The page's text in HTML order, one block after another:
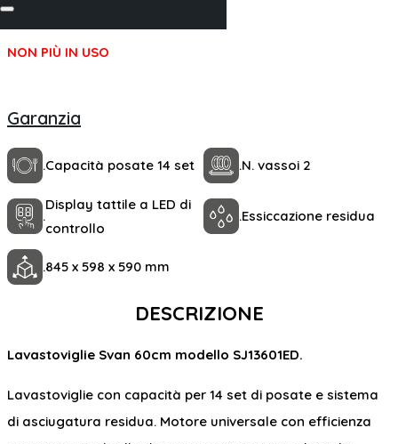
vassoi e 6 programmi.
NON PIÙ IN USO
Garanzia
.Capacità posate 14 set .N. vassoi 2
.
Display tattile a LED di
controllo
.Essiccazione residua
.845 x 598 x 590 mm
DESCRIZIONE
Lavastoviglie Svan 60cm modello SJ13601ED.
Lavastoviglie con capacità per 14 set di posate e sistema
di asciugatura residua. Motore universale con efficienza